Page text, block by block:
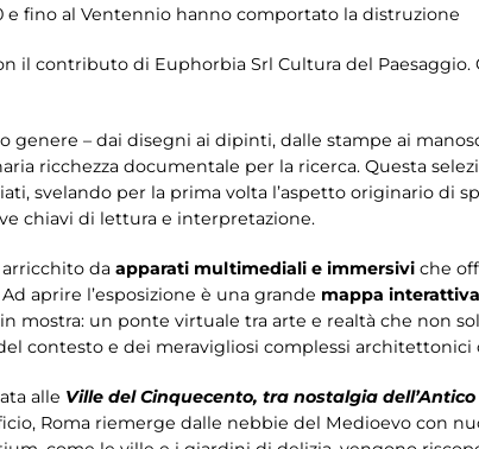
e fino al Ventennio hanno comportato la distruzione
il contributo di Euphorbia Srl Cultura del Paesaggio.
genere – dai disegni ai dipinti, dalle stampe ai
ricchezza documentale per la ricerca. Questa
svelando per la prima volta l’aspetto originario di
chiavi di lettura e interpretazione.
da apparati multimediali e immersivi che
aprire l’esposizione è una grande mappa interattiva
mostra: un ponte virtuale tra arte e realtà che non
contesto e dei meravigliosi complessi architettonici
alle Ville del Cinquecento, tra nostalgia
Roma riemerge dalle nebbie del Medioevo con